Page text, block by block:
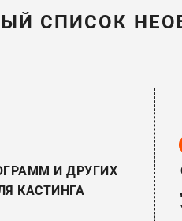
СПИСОК
И ДРУГИХ
КАСТИНГА